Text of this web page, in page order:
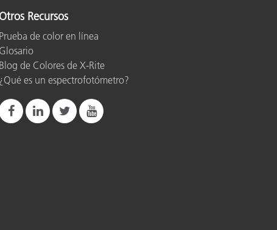
Otros Recursos
Prueba de color en línea
Glosario
Blog de Colores de X-Rite
¿Qué es un espectrofotómetro?